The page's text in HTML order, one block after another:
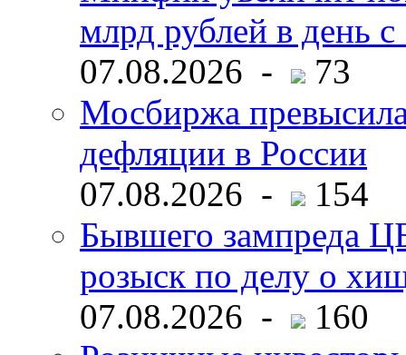
млрд рублей в день с
07.08.2026 -
73
Мосбиржа
дефляции в России
07.08.2026 -
154
Бывшего зампреда
розыск по делу о
07.08.2026 -
160